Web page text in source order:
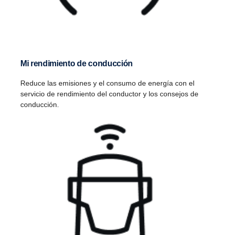
Mi rendimiento de conducción
Reduce las emisiones y el consumo de energía con el
servicio de rendimiento del conductor y los consejos de
conducción.